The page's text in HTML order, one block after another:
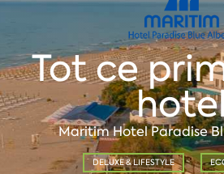
Tot ce
Maritim Hotel Paradise
DELUXE & LIFESTYLE